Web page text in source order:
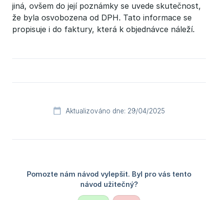
jiná, ovšem do její poznámky se uvede skutečnost,
že byla osvobozena od DPH. Tato informace se
propisuje i do faktury, která k objednávce náleží.
Aktualizováno dne: 29/04/2025